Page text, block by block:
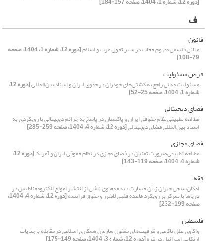
ف
فانون
مبانی فلسفی مفهوم حجاب در سیر تحول غرب و اسلام [دوره 12، شماره 1، 1404، صفحه
79-108]
فرض مسئولیت
مسئولیت مدنی راجع‌به کشتی‌های خودران در حقوق ایران و اسناد بین‌المللی [دوره 12،
شماره 1، 1404، صفحه 25-52]
فضای دیجیتالی
مطالعه تطبیقی نظام حقوقی ایران و پاکستان در پاسخ به جرائم دیجیتالی با رویکردی به
اسناد بین‌المللی فضای دیجیتالی[دوره 12، شماره 4، 1404، صفحه 259-285]
فضای مجازی
مطالعه تطبیقی ضرورت تقنین در فضای مجازی در نظام حقوقی ایران و آمریکا [دوره 12،
شماره 4، 1404، صفحه 119-143]
فقه
امکان‌سنجی جبران زیان خسارت‌ دیده معنوی ناشی از انتشار امواج الکترومغناطیس در
دریاها با تمرکز بر رویکرد قاعده فقهی لاضرر و حقوق فرانسه [دوره 12، شماره 4، 1404،
صفحه 199-232]
فلسطین
واکاوی علل ناکامی و ظرفیت‌های مغفول سازمان همکاری اسلامی در مقابله با جنایات